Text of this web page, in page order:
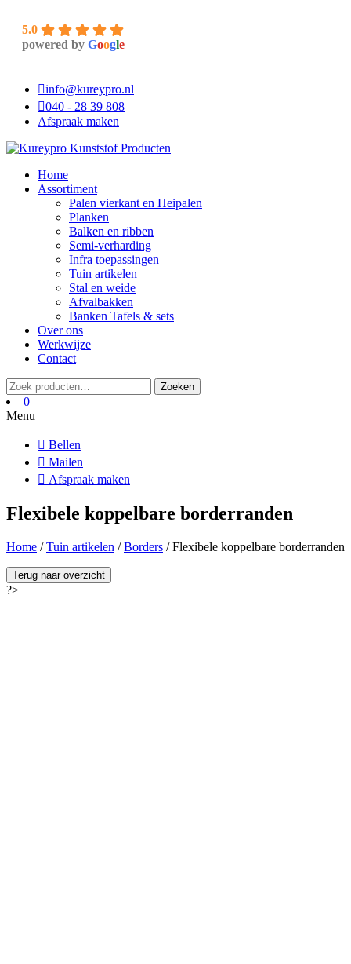
5.0
powered by Google
info@kureypro.nl
040 - 28 39 808
Afspraak maken
Home
Assortiment
Palen vierkant en Heipalen
Planken
Balken en ribben
Semi-verharding
Infra toepassingen
Tuin artikelen
Stal en weide
Afvalbakken
Banken Tafels & sets
Over ons
Werkwijze
Contact
Zoeken
naar:
Zoeken
0
Menu
Bellen
Mailen
Afspraak maken
Flexibele koppelbare borderranden
Home /Tuin artikelen /Borders / Flexibele koppelbare borderranden
Terug naar overzicht
?>